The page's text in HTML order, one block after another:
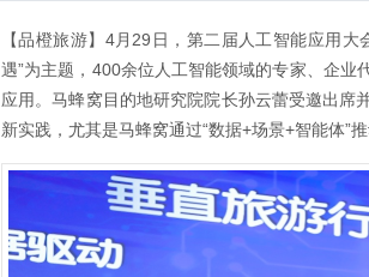
【品橙旅游】4月29日，第二届人工智能应用
遇”为主题，400余位人工智能领域的专家、企
应用。马蜂窝目的地研究院院长孙云蕾受邀出席
新实践，尤其是马蜂窝通过“数据+场景+智能体”